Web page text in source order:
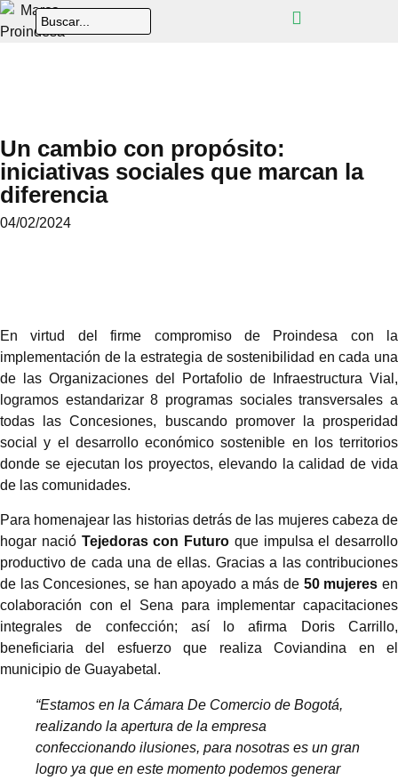
Un cambio con propósito:
iniciativas sociales que marcan la
diferencia
04/02/2024
En virtud del firme compromiso de Proindesa con la
implementación de la estrategia de sostenibilidad en cada una
de las Organizaciones del Portafolio de Infraestructura Vial,
logramos estandarizar 8 programas sociales transversales a
todas las Concesiones, buscando promover la prosperidad
social y el desarrollo económico sostenible en los territorios
donde se ejecutan los proyectos, elevando la calidad de vida
de las comunidades.
Para homenajear las historias detrás de las mujeres cabeza de
hogar nacióTejedoras con Futuro que impulsa el desarrollo
productivo de cada una de ellas. Gracias a las contribuciones
de las Concesiones, se han apoyado a más de 50 mujeres en
colaboración con el Sena para implementar capacitaciones
integrales de confección; así lo afirma Doris Carrillo,
beneficiaria del esfuerzo que realiza Coviandina en el
municipio de Guayabetal.
“Estamos en la Cámara De Comercio de Bogotá,
realizando la apertura de la empresa
confeccionando ilusiones, para nosotras es un gran
logro ya que en este momento podemos generar